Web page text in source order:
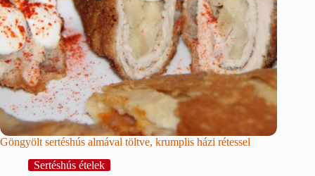
Göngyölt sertéshús almával töltve, krumplis házi rétessel
Sertéshús ételek